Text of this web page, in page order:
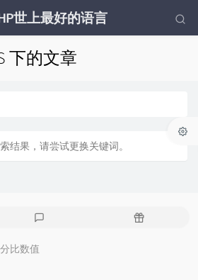
世上最好的语言
下的文章
结果，请尝试更换关键词。
随
比数值